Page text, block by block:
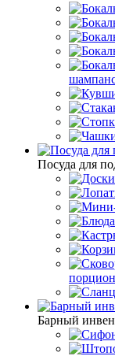
Посуда для
Барный